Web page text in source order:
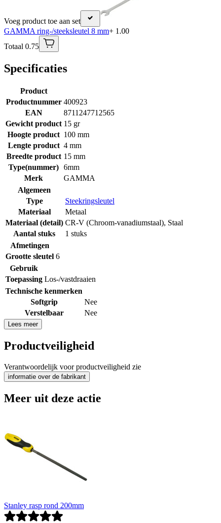
Voeg product toe aan set
GAMMA ring-/steeksleutel 8 mm+ 1.00
Totaal 0.75
Specificaties
Product
Productnummer 400923
EAN
8711247712565
Gewicht product 15 gr
Hoogte product 100 mm
Lengte product 4 mm
Breedte product 15 mm
Type(nummer) 6mm
Merk
GAMMA
Algemeen
Type
Steekringsleutel
Materiaal
Metaal
Materiaal (detail) CR-V (Chroom-vanadiumstaal), Staal
Aantal stuks
1 stuks
Afmetingen
Grootte sleutel 6
Gebruik
Toepassing Los-/vastdraaien
Technische kenmerken
Softgrip
Nee
Verstelbaar
Nee
Lees meer
Productveiligheid
Verantwoordelijk voor productveiligheid zie
informatie over de fabrikant
Meer uit deze actie
Stanley rasp rond 200mm